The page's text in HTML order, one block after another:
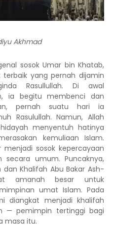
Akhmad
sosok Umar bin Khatab,
yang pernah dijamin
Rasullullah. Di awal
ia begitu membenci dan
pernah suatu hari ia
Rasulullah. Namun, Allah
menyentuh hatinya
kemuliaan Islam.
sosok kepercayaan
secara umum. Puncaknya,
Khalifah Abu Bakar Ash-
amanah besar untuk
umat Islam. Pada
diangkat menjadi khalifah
— pemimpin tertinggi bagi
masa itu.